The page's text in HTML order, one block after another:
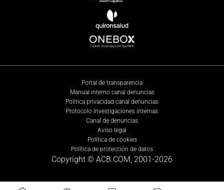
Portal de transparencia
Manual interno canal denuncias
Política privacidad canal denuncias
Protocolo investigaciones internas
Canal de denuncias
Aviso legal
Política de cookies
Política de protección de datos
Copyright © ACB.COM, 2001-2026